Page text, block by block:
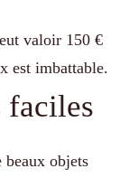
valoir 150 €
est imbattable.
faciles
beaux objets